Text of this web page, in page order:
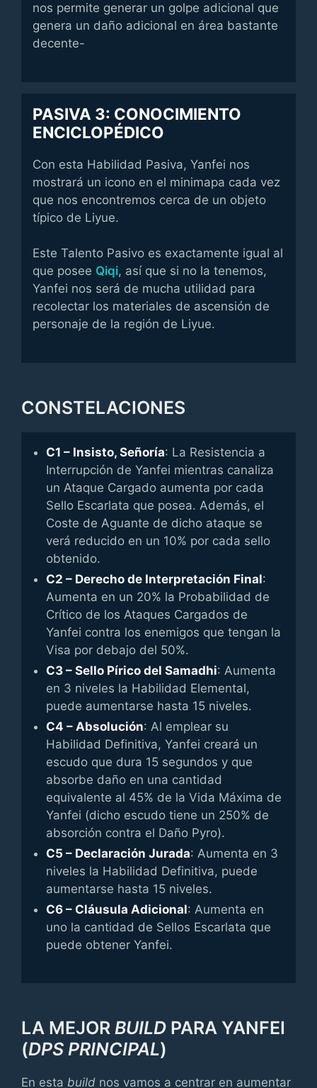
nos permite generar un golpe adicional que
genera un daño adicional en área bastante
decente-
PASIVA 3: CONOCIMIENTO
ENCICLOPÉDICO
Con esta Habilidad Pasiva, Yanfei nos
mostrará un icono en el minimapa cada vez
que nos encontremos cerca de un objeto
típico de Liyue.
Este Talento Pasivo es exactamente igual al
que posee Qiqi, así que si no la tenemos,
Yanfei nos será de mucha utilidad para
recolectar los materiales de ascensión de
personaje de la región de Liyue.
CONSTELACIONES
C1 – Insisto, Señoría: La Resistencia a
Interrupción de Yanfei mientras canaliza
un Ataque Cargado aumenta por cada
Sello Escarlata que posea. Además, el
Coste de Aguante de dicho ataque se
verá reducido en un 10% por cada sello
obtenido.
C2 – Derecho de Interpretación Final:
Aumenta en un 20% la Probabilidad de
Crítico de los Ataques Cargados de
Yanfei contra los enemigos que tengan la
Visa por debajo del 50%.
C3 – Sello Pírico del Samadhi: Aumenta
en 3 niveles la Habilidad Elemental,
puede aumentarse hasta 15 niveles.
C4 – Absolución: Al emplear su
Habilidad Definitiva, Yanfei creará un
escudo que dura 15 segundos y que
absorbe daño en una cantidad
equivalente al 45% de la Vida Máxima de
Yanfei (dicho escudo tiene un 250% de
absorción contra el Daño Pyro).
C5 – Declaración Jurada: Aumenta en 3
niveles la Habilidad Definitiva, puede
aumentarse hasta 15 niveles.
C6 – Cláusula Adicional: Aumenta en
uno la cantidad de Sellos Escarlata que
puede obtener Yanfei.
LA MEJOR BUILD PARA YANFEI
(DPS PRINCIPAL)
En esta build nos vamos a centrar en aumentar